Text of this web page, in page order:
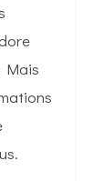
Mais